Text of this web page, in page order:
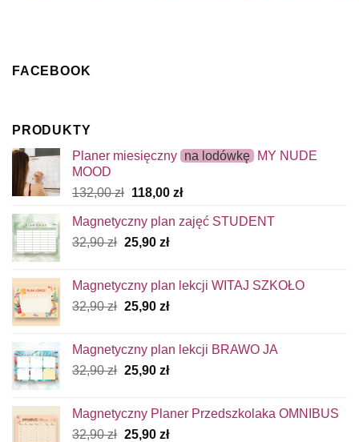
FACEBOOK
PRODUKTY
Planer miesięczny na lodówkę
MY NUDE
MOOD
132,00zł Pierwotna
wynosiła:
132,00 zł.
118,00 złAktualna
wynosi:
Magnetyczny plan zajęć STUDENT
32,90zł Pierwotna
32,90 zł.
25,90 złAktualna
25,90 zł.
Magnetyczny plan lekcji WITAJ SZKOŁO
32,90zł Pierwotna
32,90 zł.
25,90 złAktualna
25,90 zł.
Magnetyczny plan lekcji BRAWO JA
32,90zł Pierwotna
32,90 zł.
25,90 złAktualna
25,90 zł.
Magnetyczny Planer Przedszkolaka OMNIBUS
32,90zł Pierwotna
25,90 złAktualna